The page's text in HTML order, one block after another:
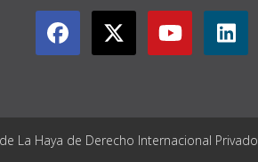
La Haya de Derecho Internacional Privado